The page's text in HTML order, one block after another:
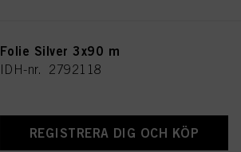
Folie Silver 3x90 m
IDH-nr. 2792118
REGISTRERA DIG OCH KÖP